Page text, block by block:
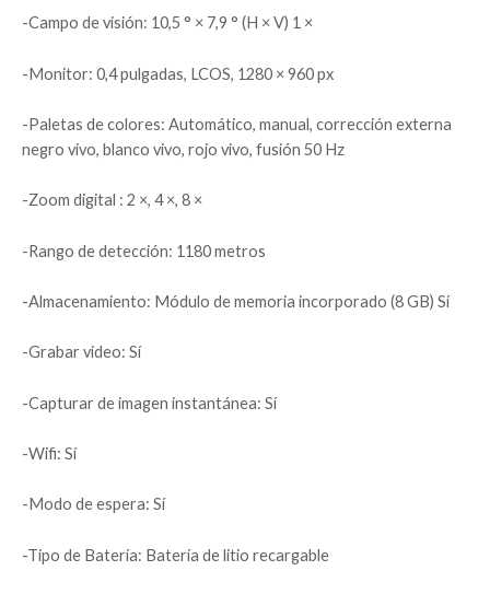
-Campo de visión: 10,5 ° × 7,9 ° (H × V) 1 ×
-Monitor: 0,4 pulgadas, LCOS, 1280 × 960 px
-Paletas de colores: Automático, manual, corrección externa
negro vivo, blanco vivo, rojo vivo, fusión 50 Hz
-Zoom digital : 2 ×, 4 ×, 8 ×
-Rango de detección: 1180 metros
-Almacenamiento: Módulo de memoria incorporado (8 GB) Sí
-Grabar video: Sí
-Capturar de imagen instantánea: Sí
-Wifi: Sí
-Modo de espera: Sí
-Tipo de Batería: Batería de litio recargable